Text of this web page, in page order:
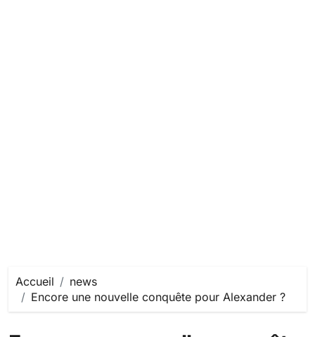
Accueil
news
Encore une nouvelle conquête pour Alexander ?